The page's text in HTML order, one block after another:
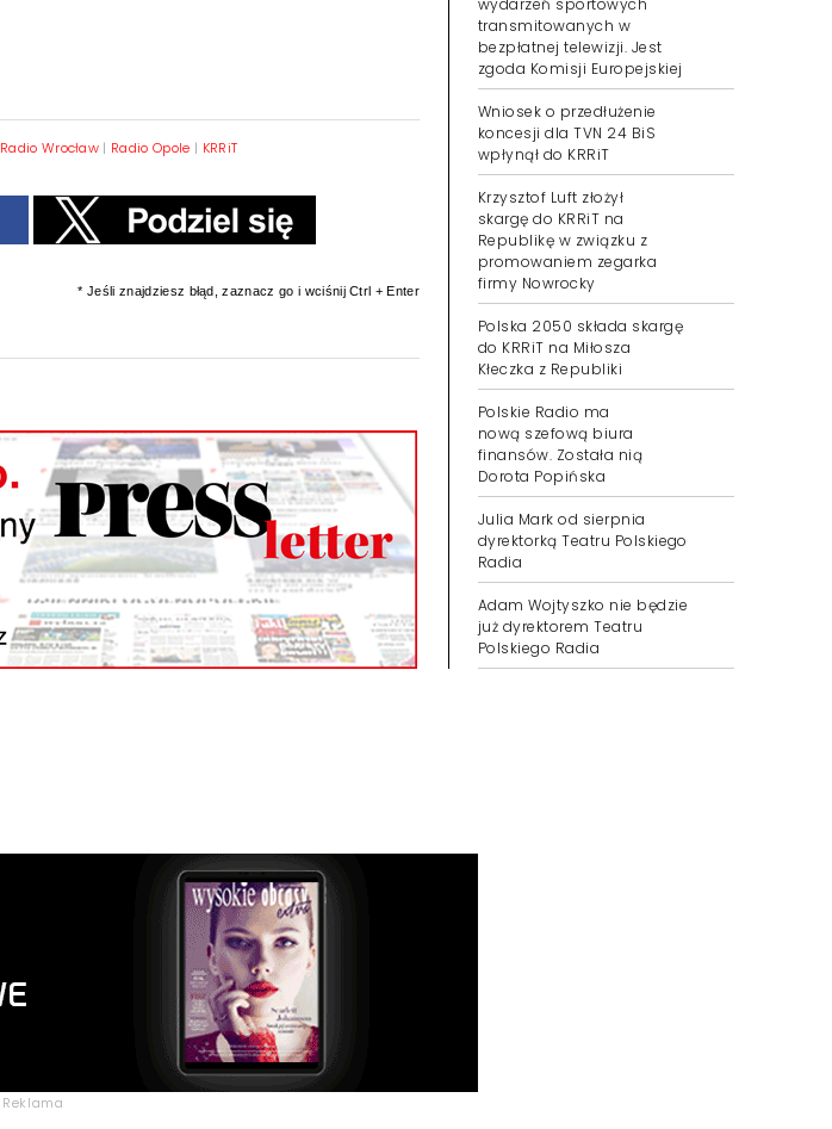
Radio Wrocław | Radio Opole | KRRiT
* Jeśli znajdziesz błąd, zaznacz go i wciśnij Ctrl + Enter
wydarzeń sportowych
transmitowanych w
bezpłatnej telewizji. Jest
zgoda Komisji Europejskiej
Wniosek o przedłużenie
koncesji dla TVN 24 BiS
wpłynął do KRRiT
Krzysztof Luft złożył
skargę do KRRiT na
Republikę w związku z
promowaniem zegarka
firmy Nowrocky
Polska 2050 składa skargę
do KRRiT na Miłosza
Kłeczka z Republiki
Polskie Radio ma
nową szefową biura
finansów. Została nią
Dorota Popińska
Julia Mark od sierpnia
dyrektorką Teatru Polskiego
Radia
Adam Wojtyszko nie będzie
już dyrektorem Teatru
Polskiego Radia
Reklama